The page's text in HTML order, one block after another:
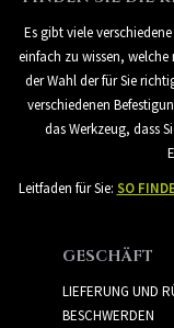
Es gibt viele
einfach zu wissen,
der Wahl der für Sie
verschiedenen
das Werkzeug, dass
Leitfaden für Sie: SO
GESCHÄFT
LIEFERUNG UND
BESCHWERDEN